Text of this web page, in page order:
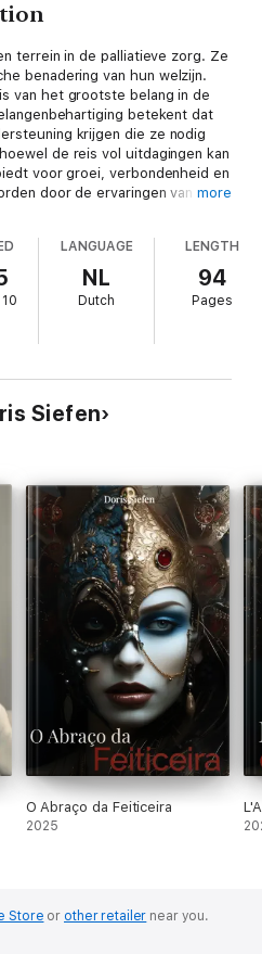
terrein in de palliatieve zorg. Ze
benadering van hun welzijn.
van het grootste belang in de
betekent dat
krijgen die ze nodig
de reis vol uitdagingen kan
voor groei, verbondenheid en
door de ervaringen van
therapieën en
kunnen ze een
die hun dierbaren eert en
bevordert. Dit verandert de
more
LANGUAGE
NL
Dutch
LENGTH
94
Pages
Siefen
O Abraço da Feiticeira
2025
Store or other retailer near you.